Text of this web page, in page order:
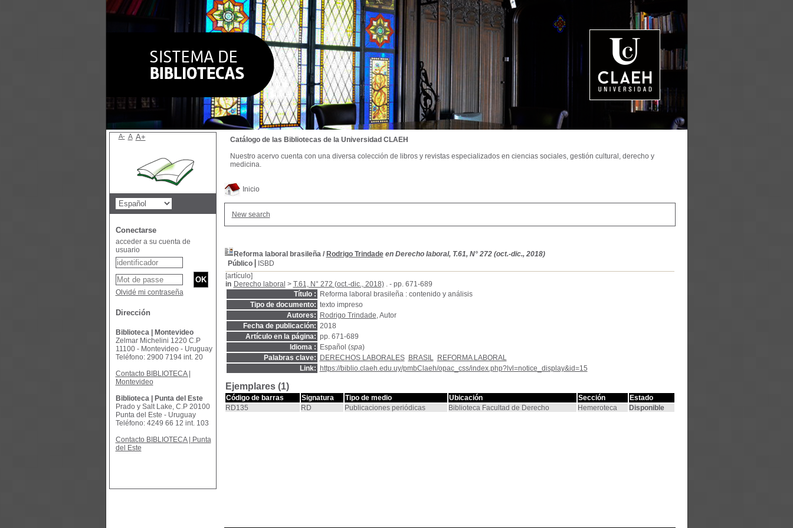
Inicio
New search
Reforma laboral brasileña/ Rodrigo Trindade en Derecho laboral, T.61, N° 272 (oct.-dic., 2018)
Público
ISBD
[artículo]
in Derecho laboral > T.61, N° 272 (oct.-dic., 2018). - pp. 671-689
Título :
Reforma laboral brasileña : contenido y análisis
Tipo de documento: texto impreso
Autores:
Rodrigo Trindade, Autor
Fecha de publicación: 2018
Artículo en la página: pp. 671-689
Idioma :
Español (spa)
Palabras clave:
DERECHOS LABORALES BRASIL
REFORMA LABORAL
Link:
https://biblio.claeh.edu.uy/pmbClaeh/opac_css/index.php?lvl=notice_display&id=15
Ejemplares (1)
Código de barras Signatura Tipo de medio Ubicación Sección
Estado
RD135
RD Publicaciones periódicas Biblioteca Facultad de Derecho Hemeroteca Disponible
Catálogo de las Bibliotecas de la Universidad CLAEH
Nuestro acervo cuenta con una diversa colección de libros y revistas especializados en ciencias sociales, gestión cultural, derecho y
medicina.
A- A A+
Conectarse
acceder a su cuenta de
usuario
Olvidé mi contraseña
Dirección
Biblioteca | Montevideo
Zelmar Michelini 1220 C.P
11100 - Montevideo - Uruguay
Teléfono: 2900 7194 int. 20
Contacto BIBLIOTECA |
Montevideo
Biblioteca | Punta del Este
Prado y Salt Lake, C.P 20100
Punta del Este - Uruguay
Teléfono: 4249 66 12 int. 103
Contacto BIBLIOTECA | Punta
del Este